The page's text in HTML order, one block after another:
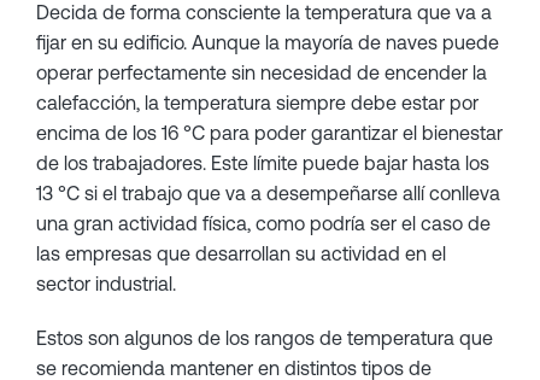
Decida de forma consciente la temperatura que va a
fijar en su edificio. Aunque la mayoría de naves puede
operar perfectamente sin necesidad de encender la
calefacción, la temperatura siempre debe estar por
encima de los 16 °C para poder garantizar el bienestar
de los trabajadores. Este límite puede bajar hasta los
13 °C si el trabajo que va a desempeñarse allí conlleva
una gran actividad física, como podría ser el caso de
las empresas que desarrollan su actividad en el
sector industrial.
Estos son algunos de los rangos de temperatura que
se recomienda mantener en distintos tipos de